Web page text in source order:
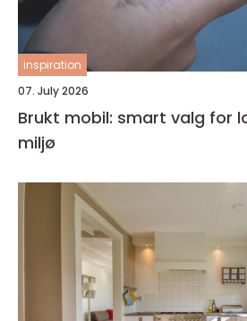
inspiration
07. July 2026
Brukt mobil: smart valg for
miljø